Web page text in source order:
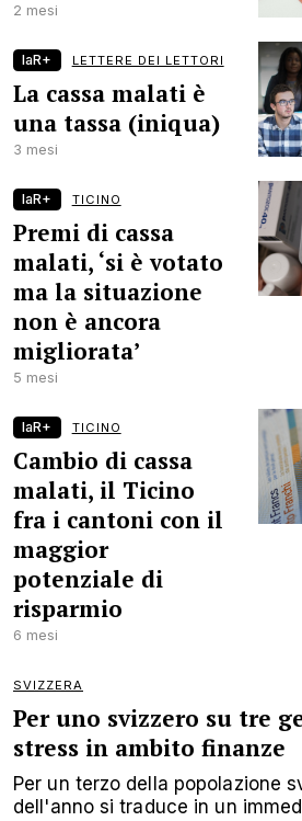
2 mesi
laR+ LETTERE DEI LETTORI
La cassa malati è
una tassa (iniqua)
3 mesi
laR+ TICINO
Premi di cassa
malati, ‘si è votato
ma la situazione
non è ancora
migliorata’
5 mesi
laR+ TICINO
Cambio di cassa
malati, il Ticino
fra i cantoni con il
maggior
potenziale di
risparmio
6 mesi
SVIZZERA
Per uno svizzero su tre
stress in ambito finanze
Per un terzo della popolazione
dell'anno si traduce in un